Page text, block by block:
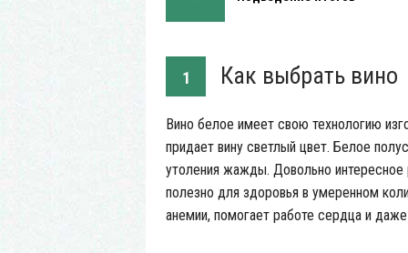
1 Как выбрать вино
Вино белое имеет свою технологию
придает вину светлый цвет. Белое
утоления жажды. Довольно
полезно для здоровья в умеренном
анемии, помогает работе сердца и